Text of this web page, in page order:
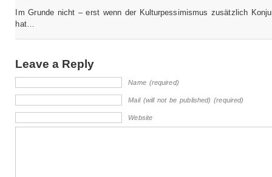
Im Grunde nicht – erst wenn der Kulturpessimismus zusätzlich
hat…
Leave a Reply
Name (required)
Mail (will not be published) (required)
Website